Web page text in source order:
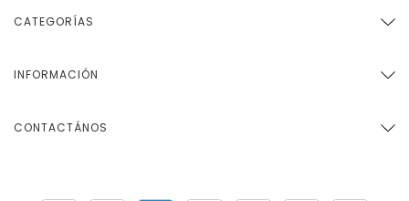
CATEGORÍAS
INFORMACIÓN
CONTACTÁNOS